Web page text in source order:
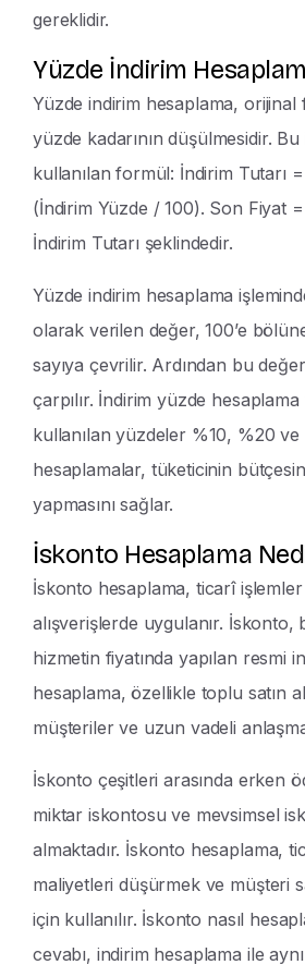
gereklidir.
Yüzde İndirim
Yüzde indirim hesaplama, orijinal
yüzde kadarının düşülmesidir. Bu
kullanılan formül: İndirim Tutarı
(İndirim Yüzde / 100). Son Fiyat
İndirim Tutarı şeklindedir.
Yüzde indirim hesaplama
olarak verilen değer, 100’e
sayıya çevrilir. Ardından bu
çarpılır. İndirim yüzde hesaplama
kullanılan yüzdeler %10, %20 ve
hesaplamalar, tüketicinin
yapmasını sağlar.
İskonto Hesaplama
İskonto hesaplama, ticarî
alışverişlerde uygulanır.
hizmetin fiyatında yapılan resmi
hesaplama, özellikle toplu satın
müşteriler ve uzun vadeli
İskonto çeşitleri arasında erken
miktar iskontosu ve mevsimsel
almaktadır. İskonto hesaplama,
maliyetleri düşürmek ve müşteri
için kullanılır. İskonto nasıl
cevabı, indirim hesaplama ile